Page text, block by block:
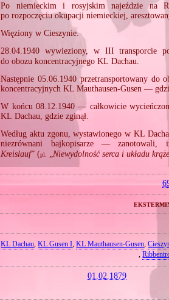
Po niemieckim i rosyjskim najeździe na
po rozpoczęciu okupacji niemieckiej,
Więziony w Cieszynie.
28.04.1940 wywieziony, w III transporcie
do obozu koncentracyjnego KL Dachau.
Następnie 05.06.1940 przetransportowany
koncentracyjnych KL Mauthausen‐Gusen —
W końcu 08.12.1940 — całkowicie
KL Dachau, gdzie zginął.
Według aktu zgonu, wystawionego w KL
niezrównani bajkopisarze —
Kreislauf” (pl. „Niewydolność serca i układu
KL Dachau,KL Gusen I,KL Mauthausen‐Gusen,
,
01.02.1879